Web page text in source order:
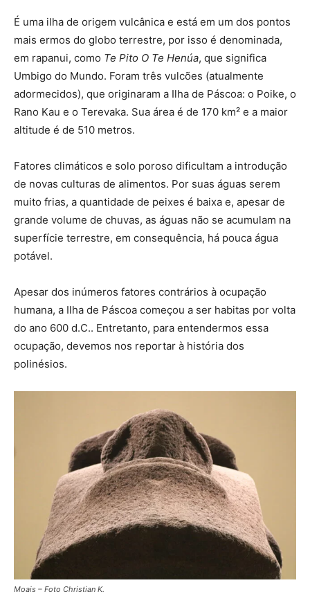
É uma ilha de origem vulcânica e está em um dos pontos
mais ermos do globo terrestre, por isso é denominada,
em rapanui, como Te Pito O Te Henúa, que significa
Umbigo do Mundo. Foram três vulcões (atualmente
adormecidos), que originaram a Ilha de Páscoa: o Poike, o
Rano Kau e o Terevaka. Sua área é de 170 km² e a maior
altitude é de 510 metros.
Fatores climáticos e solo poroso dificultam a introdução
de novas culturas de alimentos. Por suas águas serem
muito frias, a quantidade de peixes é baixa e, apesar de
grande volume de chuvas, as águas não se acumulam na
superfície terrestre, em consequência, há pouca água
potável.
Apesar dos inúmeros fatores contrários à ocupação
humana, a Ilha de Páscoa começou a ser habitas por volta
do ano 600 d.C.. Entretanto, para entendermos essa
ocupação, devemos nos reportar à história dos
polinésios.
Moais – Foto Christian K.